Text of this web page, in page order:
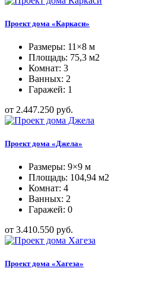
Проект дома «Каркаси»
Размеры: 11×8 м
Площадь: 75,3 м2
Комнат: 3
Ванных: 2
Гаражей: 1
от 2.447.250 руб.
Проект дома «Джела»
Размеры: 9×9 м
Площадь: 104,94 м2
Комнат: 4
Ванных: 2
Гаражей: 0
от 3.410.550 руб.
Проект дома «Хагеза»